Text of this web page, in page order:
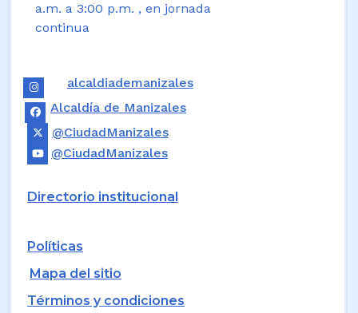
a.m. a 3:00 p.m. , en jornada
continua
alcaldiademanizales
Alcaldía de Manizales
@CiudadManizales
@CiudadManizales
Directorio institucional
Políticas
Mapa del sitio
Términos y condiciones